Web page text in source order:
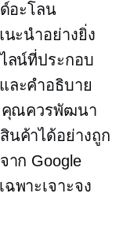
อะโลน
ะนำอย่างยิ่ง
ลน์ที่ประกอบ
ละคำอธิบาย
คุณควรพัฒนา
ค้าได้อย่างถูก
าก Google
พาะเจาะจง